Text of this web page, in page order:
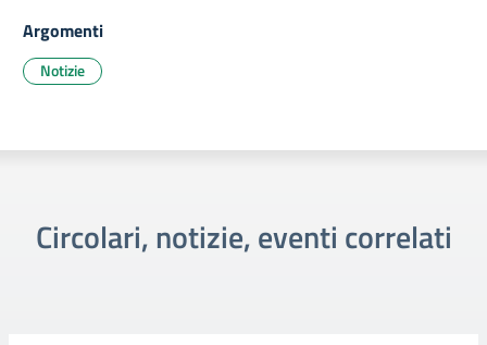
Argomenti
Notizie
Circolari, notizie, eventi correlati